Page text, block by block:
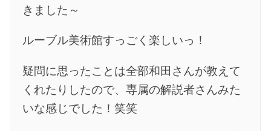
きました～
ルーブル美術館すっごく楽しいっ！
疑問に思ったことは全部和田さんが教えて
くれたりしたので、専属の解説者さんみた
いな感じでした！笑笑